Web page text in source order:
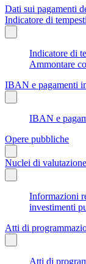
Dati sui pagamenti
Indicatore di
Indicatore di
Ammontare
IBAN e pagamenti
IBAN e
Opere pubbliche
Nuclei di
Informazioni
investimenti
Atti di
Atti di